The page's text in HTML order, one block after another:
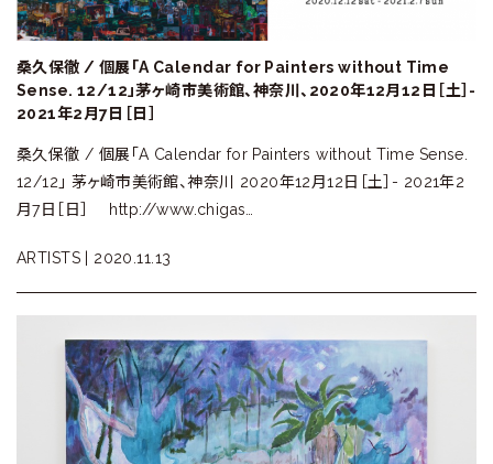
桑久保徹 / 個展「A Calendar for Painters without Time
Sense. 12/12」茅ヶ崎市美術館、神奈川、2020年12月12日［土］-
2021年2月7日［日］
桑久保徹 / 個展「A Calendar for Painters without Time Sense.
12/12」 茅ヶ崎市美術館、神奈川 2020年12月12日［土］- 2021年2
月7日［日］ http://www.chigas…
ARTISTS | 2020.11.13